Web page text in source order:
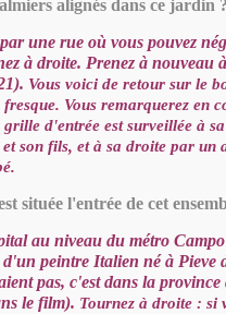
alignés dans ce jardin
une rue où vous pouvez
à droite. Prenez à nouveau
Vous voici de retour sur le
Vous remarquerez en
d'entrée est surveillée à
son fils, et à sa droite par un
située l'entrée de cet
au niveau du métro
peintre Italien né à Pieve
pas, c'est dans la province
le film). Tournez à droite : si